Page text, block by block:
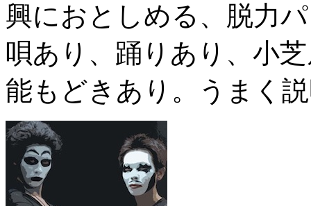
興におとしめる、脱力
唄あり、踊りあり、小
能もどきあり。うまく